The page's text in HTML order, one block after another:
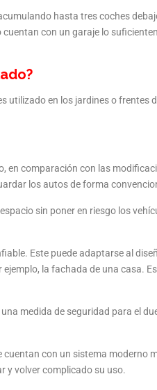
hasta tres coches
con un garaje lo
utilizado en los jardines o frentes
en comparación con las
los autos de forma
sin poner en riesgo los
Este puede adaptarse al
la fachada de una casa.
medida de seguridad para el
cuentan con un sistema moderno
y volver complicado su uso.